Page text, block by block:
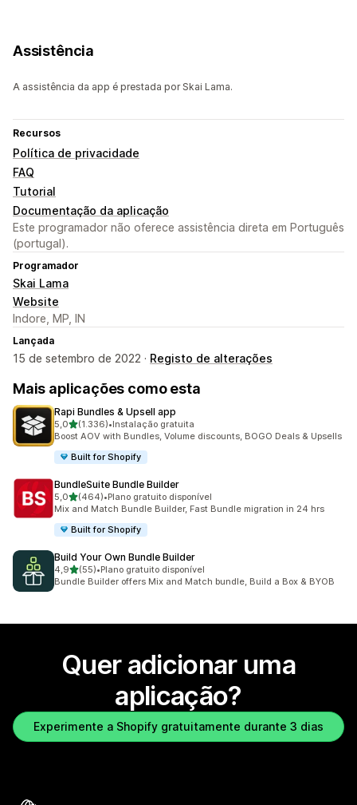
Assistência
A assistência da app é prestada por Skai Lama.
Recursos
Política de privacidade
FAQ
Tutorial
Documentação da aplicação
Este programador não oferece assistência direta em Português
(portugal).
Programador
Skai Lama
Website
Indore, MP, IN
Lançada
15 de setembro de 2022 · Registo de alterações
Mais aplicações como esta
Rapi Bundles & Upsell app
5,0de 5 estrelas
(1.336)
1336 total de avaliações
•Instalação gratuita
Boost AOV with Bundles, Volume discounts, BOGO Deals & Upsells
Built for Shopify
BundleSuite Bundle Builder
5,0de 5 estrelas
(464)
464 total de avaliações
•Plano gratuito disponível
Mix and Match Bundle Builder, Fast Bundle migration in 24 hrs
Built for Shopify
Build Your Own Bundle Builder
4,9de 5 estrelas
(55)
55 total de avaliações
•Plano gratuito disponível
Bundle Builder offers Mix and Match bundle, Build a Box & BYOB
Quer adicionar uma
aplicação?
Experimente a Shopify gratuitamente durante 3 dias